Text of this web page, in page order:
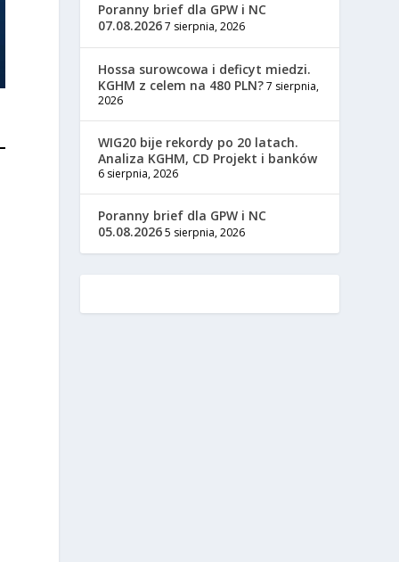
Poranny brief dla GPW i NC
07.08.20267 sierpnia, 2026
Hossa surowcowa i deficyt miedzi.
KGHM z celem na 480 PLN?7 sierpnia,
2026
WIG20 bije rekordy po 20 latach.
Analiza KGHM, CD Projekt i banków
6 sierpnia, 2026
Poranny brief dla GPW i NC
05.08.20265 sierpnia, 2026